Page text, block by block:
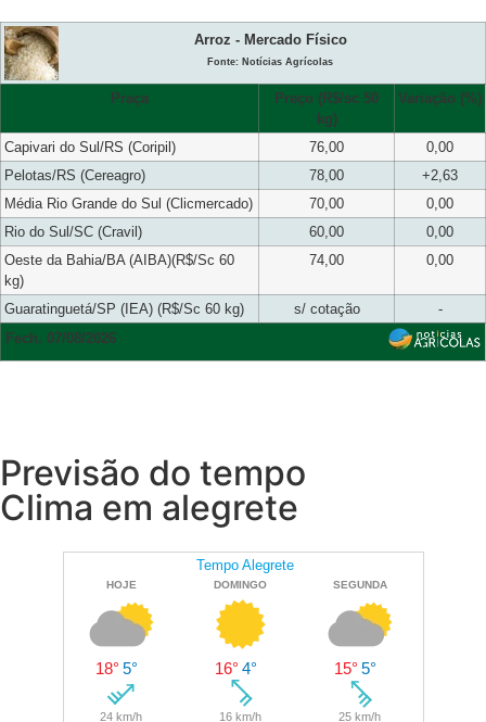
Arroz - Mercado Físico
Fonte: Notícias Agrícolas
Praça
Preço (R$/sc 50
kg)
Variação (%)
Capivari do Sul/RS (Coripil) 76,00
0,00
Pelotas/RS (Cereagro)
78,00
+2,63
Média Rio Grande do Sul (Clicmercado)
70,00
0,00
Rio do Sul/SC (Cravil)
60,00
0,00
Oeste da Bahia/BA (AIBA)(R$/Sc 60
kg)
74,00 0,00
Guaratinguetá/SP (IEA) (R$/Sc 60 kg) s/ cotação
-
Fech. 07/08/2026
Previsão do tempo
Clima em alegrete